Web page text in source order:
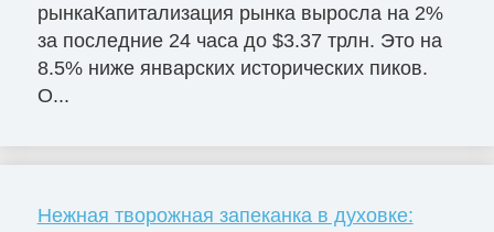
рынкаКапитализация рынка выросла на 2%
за последние 24 часа до $3.37 трлн. Это на
8.5% ниже январских исторических пиков.
О...
Нежная творожная запеканка в духовке: